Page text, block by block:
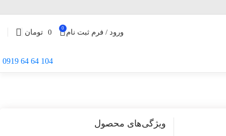
ورود / فرم ثبت نام 0
0 تومان
104 64 64 0919
ویژگی‌های محصول